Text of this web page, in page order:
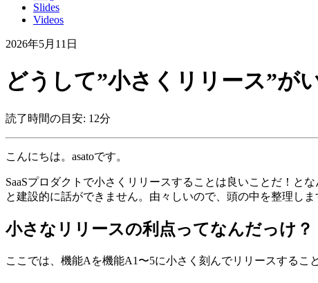
Slides
Videos
2026年5月11日
どうして”小さくリリース”が
読了時間の目安: 12分
こんにちは。asatoです。
SaaSプロダクトで小さくリリースすることは良いことだ！と
と建設的に話ができません。由々しいので、頭の中を整理しま
小さなリリースの利点ってなんだっけ？
ここでは、機能Aを機能A1〜5に小さく刻んでリリースするこ